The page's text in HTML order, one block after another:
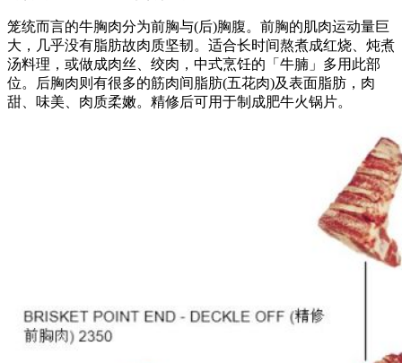
笼统而言的牛胸肉分为前胸与(后)胸腹。前胸的肌肉运动量巨
大，几乎没有脂肪故肉质坚韧。适合长时间熬煮成红烧、炖煮
汤料理，或做成肉丝、绞肉，中式烹饪的「牛腩」多用此部
位。后胸肉则有很多的筋肉间脂肪(五花肉)及表面脂肪，肉
甜、味美、肉质柔嫩。精修后可用于制成肥牛火锅片。